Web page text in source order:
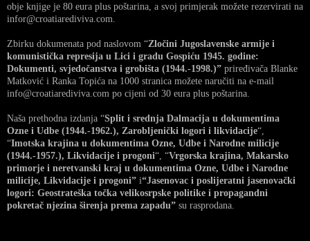
obje knjige je 80 eura plus poštarina, a svoj primjerak možete rezervirati na
infor@croatiarediviva.com.
Zbirku dokumenata pod naslovom “Zločini Jugoslavenske armije i
komunistička represija u Lici i gradu Gospiću 1945. godine:
Dokumenti, svjedočanstva i grobišta (1944.-1998.)” priređivača Blanke
Matković i Ranka Topića na 1000 stranica možete naručiti na e-mail
info@croatiarediviva.com po cijeni od 30 eura plus poštarina.
Naša prethodna izdanja “Split i srednja Dalmacija u dokumentima
Ozne i Udbe (1944.-1962.), Zarobljenički logori i likvidacije“,
“Imotska krajina u dokumentima Ozne, Udbe i Narodne milicije
(1944.-1957.), Likvidacije i progoni“, “Vrgorska krajina, Makarsko
primorje i neretvanski kraj u dokumentima Ozne, Udbe i Narodne
milicije, Likvidacije i progoni” i“Jasenovac i poslijeratni jasenovački
logori: Geostrateška točka velikosrpske politike i propagandni
pokretač njezina širenja prema zapadu” su rasprodana.